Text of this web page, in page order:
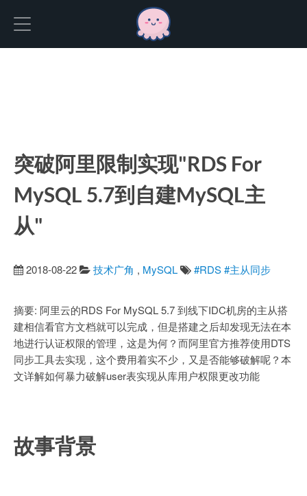
突破阿里限制实现"RDS For
MySQL 5.7到自建MySQL主
从"
2018-08-22 技术广角 , MySQL #RDS#主从同步
摘要: 阿里云的RDS For MySQL 5.7 到线下IDC机房的主从搭
建相信看官方文档就可以完成，但是搭建之后却发现无法在本
地进行认证权限的管理，这是为何？而阿里官方推荐使用DTS
同步工具去实现，这个费用着实不少，又是否能够破解呢？本
文详解如何暴力破解user表实现从库用户权限更改功能
故事背景